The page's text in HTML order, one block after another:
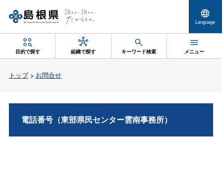
Language
目的で探す 組織で探す キーワード検索 メニュー
トップ> お問合せ
電話番号（東部県民センター雲南事務所）